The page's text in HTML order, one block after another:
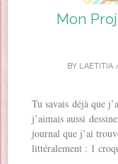
Mon
BY LAETITIA
Tu savais déjà que
j’aimais aussi
journal que j’ai
littéralement : 1